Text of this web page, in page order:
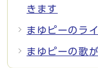
きます
まゆピーのラ
まゆピーの歌